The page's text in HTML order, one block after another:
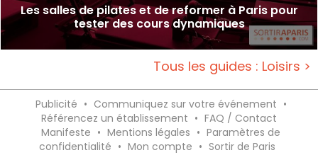
Les salles de pilates et de reformer à Paris pour
tester des cours dynamiques
Tous les guides : Loisirs >
Publicité • Communiquez sur votre événement •
Référencez un établissement • FAQ / Contact
Manifeste • Mentions légales • Paramètres de
confidentialité • Mon compte • Sortir de Paris